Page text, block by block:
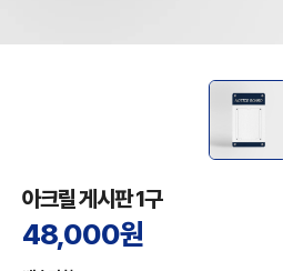
아크릴 게시판 1구
48,000원